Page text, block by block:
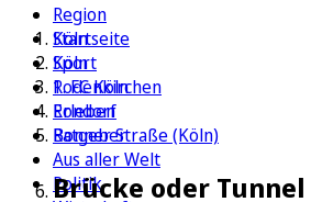
Region
Köln
Sport
1. FC Köln
Erleben
Ratgeber
Aus aller Welt
Politik
Startseite
Köln
Rodenkirchen
Rondorf
Bonner Straße (Köln)
Brücke oder